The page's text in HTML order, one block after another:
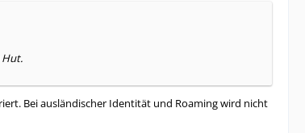
Hut.
Bei ausländischer Identität und Roaming wird nicht